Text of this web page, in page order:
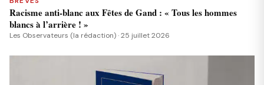
Racisme anti-blanc aux Fêtes de Gand : « Tous les hommes
blancs à l’arrière ! »
Les Observateurs (la rédaction) · 25 juillet 2026